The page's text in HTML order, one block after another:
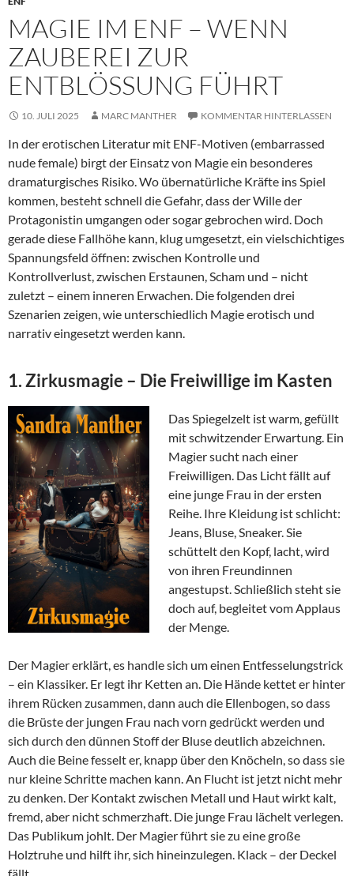
MAGIE IM ENF – WENN
ZAUBEREI ZUR
ENTBLÖSSUNG FÜHRT
10. JULI 2025 MARC MANTHER KOMMENTAR HINTERLASSEN
In der erotischen Literatur mit ENF-Motiven (embarrassed
nude female) birgt der Einsatz von Magie ein besonderes
dramaturgisches Risiko. Wo übernatürliche Kräfte ins Spiel
kommen, besteht schnell die Gefahr, dass der Wille der
Protagonistin umgangen oder sogar gebrochen wird. Doch
gerade diese Fallhöhe kann, klug umgesetzt, ein vielschichtiges
Spannungsfeld öffnen: zwischen Kontrolle und
Kontrollverlust, zwischen Erstaunen, Scham und – nicht
zuletzt – einem inneren Erwachen. Die folgenden drei
Szenarien zeigen, wie unterschiedlich Magie erotisch und
narrativ eingesetzt werden kann.
1. Zirkusmagie – Die Freiwillige im Kasten
Das Spiegelzelt ist warm, gefüllt
mit schwitzender Erwartung. Ein
Magier sucht nach einer
Freiwilligen. Das Licht fällt auf
eine junge Frau in der ersten
Reihe. Ihre Kleidung ist schlicht:
Jeans, Bluse, Sneaker. Sie
schüttelt den Kopf, lacht, wird
von ihren Freundinnen
angestupst. Schließlich steht sie
doch auf, begleitet vom Applaus
der Menge.
Der Magier erklärt, es handle sich um einen Entfesselungstrick
– ein Klassiker. Er legt ihr Ketten an. Die Hände kettet er hinter
ihrem Rücken zusammen, dann auch die Ellenbogen, so dass
die Brüste der jungen Frau nach vorn gedrückt werden und
sich durch den dünnen Stoff der Bluse deutlich abzeichnen.
Auch die Beine fesselt er, knapp über den Knöcheln, so dass sie
nur kleine Schritte machen kann. An Flucht ist jetzt nicht mehr
zu denken. Der Kontakt zwischen Metall und Haut wirkt kalt,
fremd, aber nicht schmerzhaft. Die junge Frau lächelt verlegen.
Das Publikum johlt. Der Magier führt sie zu eine große
Holztruhe und hilft ihr, sich hineinzulegen. Klack – der Deckel